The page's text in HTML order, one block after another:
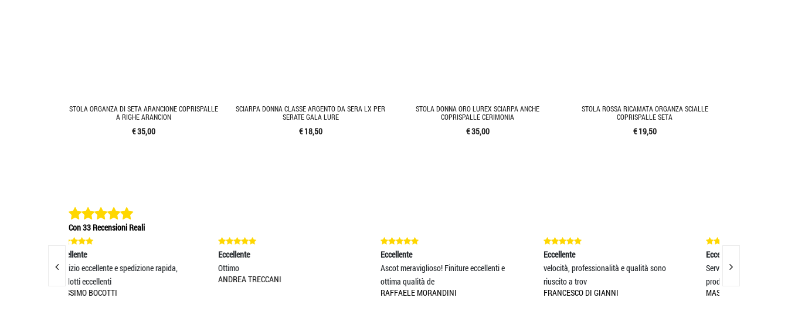
STOLA ORGANZA DI SETA ARANCIONE COPRISPALLE
A RIGHE ARANCION
€ 35,00
SCIARPA DONNA CLASSE ARGENTO DA SERA LX PER
SERATE GALA LURE
€ 18,50
STOLA DONNA ORO LUREX SCIARPA ANCHE
COPRISPALLE CERIMONIA
€ 35,00
STOLA ROSSA RICAMATA ORGANZA SCIALLE
COPRISPALLE SETA
€ 19,50
Con 33 Recensioni Reali
Ottimo
ANDREA TRECCANI
Ascot meraviglioso! Finiture eccellenti e
ottima qualità de
velocità, professionalità e qualità sono
riuscito a trov
FRANCESCO DI GIANNI
Servizio eccellente e spedizione rapida,
prodotti eccellenti
MASSIMO BOCOTTI